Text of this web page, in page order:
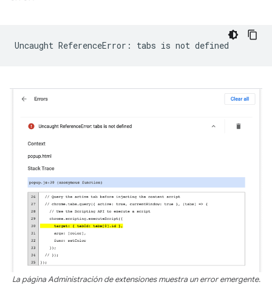
La página Administración de extensiones muestra un error emergente.